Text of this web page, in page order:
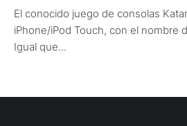
El conocido juego de consolas
iPhone/iPod Touch, con el nombre
Igual que...